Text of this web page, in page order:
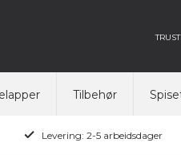
Tilbehør
Levering: 2-5 arbeidsdager